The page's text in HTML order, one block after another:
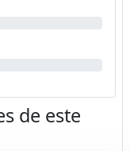
de este